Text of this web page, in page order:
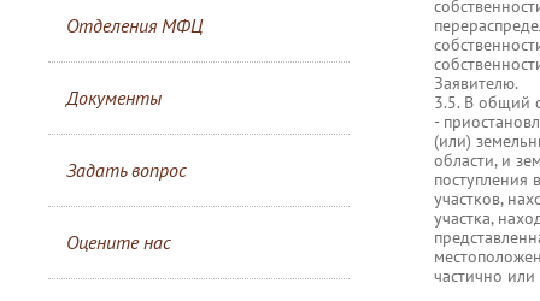
Отделения МФЦ
Документы
Задать вопрос
Оцените нас
Заявителю.
3.5. В общий
-
(или)
области, и
поступления
участков,
участка,
частично или